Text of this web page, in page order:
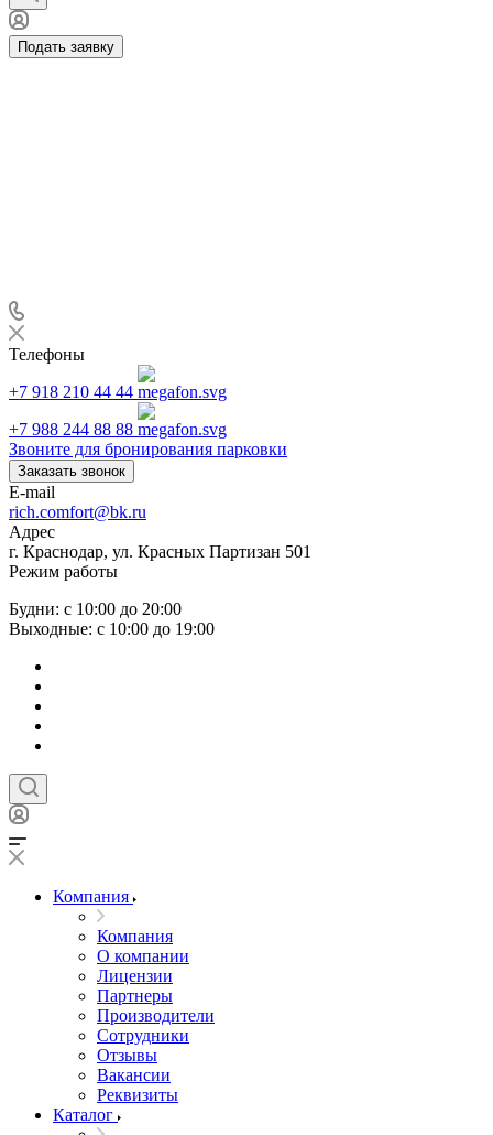
Подать заявку
Телефоны
+7 918 210 44 44
+7 988 244 88 88
Звоните для бронирования парковки
Заказать звонок
E-mail
rich.comfort@bk.ru
Адрес
г. Краснодар, ул. Красных Партизан 501
Режим работы
Будни: с 10:00 до 20:00
Выходные: с 10:00 до 19:00
Компания
Компания
О компании
Лицензии
Партнеры
Производители
Сотрудники
Отзывы
Вакансии
Реквизиты
Каталог